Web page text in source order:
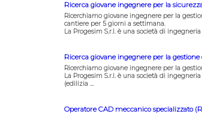
Ricerca giovane ingegnere per la
Ricerchiamo giovane ingegnere per la
cantiere per 5 giorni a settimana.
La Progesim S.r.l. è una società di
Ricerca giovane ingegnere per la
Ricerchiamo giovane ingegnere per la
La Progesim S.r.l. è una società di
(edilizia ...
Operatore CAD meccanico specializzato